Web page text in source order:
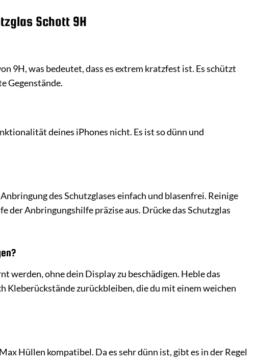
Schott 9H
9H, was bedeutet, dass es extrem kratzfest ist. Es schützt
Gegenstände.
deines iPhones nicht. Es ist so dünn und
des Schutzglases einfach und blasenfrei. Reinige
Anbringungshilfe präzise aus. Drücke das Schutzglas
werden, ohne dein Display zu beschädigen. Heble das
Kleberückstände zurückbleiben, die du mit einem weichen
Hüllen kompatibel. Da es sehr dünn ist, gibt es in der Regel